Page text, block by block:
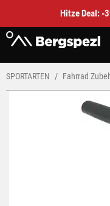
Hitze Deal: -
SPORTARTEN Fahrrad